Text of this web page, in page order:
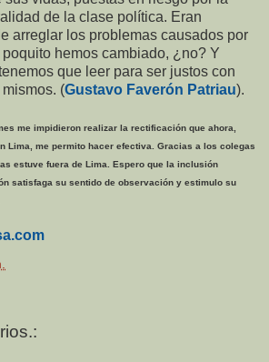
de la clase política. Eran
arreglar los problemas causados por
hemos cambiado, ¿no? Y
que leer para ser justos con
(Gustavo Faverón Patriau).
me impidieron realizar la rectificación que ahora,
Lima, me permito hacer efectiva. Gracias a los colegas
estuve fuera de Lima. Espero que la inclusión
satisfaga su sentido de observación y estimulo su